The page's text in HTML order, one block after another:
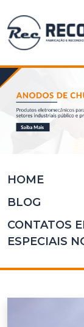
Somos
Produtos
HOME
BLOG
CONTATOS
ESPECIAIS